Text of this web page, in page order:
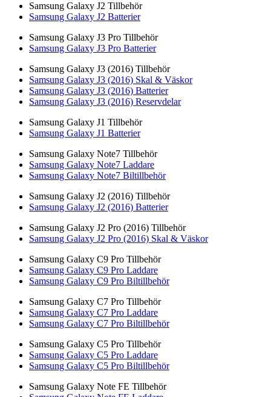
Samsung Galaxy J2 Tillbehör
Samsung Galaxy J2 Batterier
Samsung Galaxy J3 Pro Tillbehör
Samsung Galaxy J3 Pro Batterier
Samsung Galaxy J3 (2016) Tillbehör
Samsung Galaxy J3 (2016) Skal & Väskor
Samsung Galaxy J3 (2016) Batterier
Samsung Galaxy J3 (2016) Reservdelar
Samsung Galaxy J1 Tillbehör
Samsung Galaxy J1 Batterier
Samsung Galaxy Note7 Tillbehör
Samsung Galaxy Note7 Laddare
Samsung Galaxy Note7 Biltillbehör
Samsung Galaxy J2 (2016) Tillbehör
Samsung Galaxy J2 (2016) Batterier
Samsung Galaxy J2 Pro (2016) Tillbehör
Samsung Galaxy J2 Pro (2016) Skal & Väskor
Samsung Galaxy C9 Pro Tillbehör
Samsung Galaxy C9 Pro Laddare
Samsung Galaxy C9 Pro Biltillbehör
Samsung Galaxy C7 Pro Tillbehör
Samsung Galaxy C7 Pro Laddare
Samsung Galaxy C7 Pro Biltillbehör
Samsung Galaxy C5 Pro Tillbehör
Samsung Galaxy C5 Pro Laddare
Samsung Galaxy C5 Pro Biltillbehör
Samsung Galaxy Note FE Tillbehör